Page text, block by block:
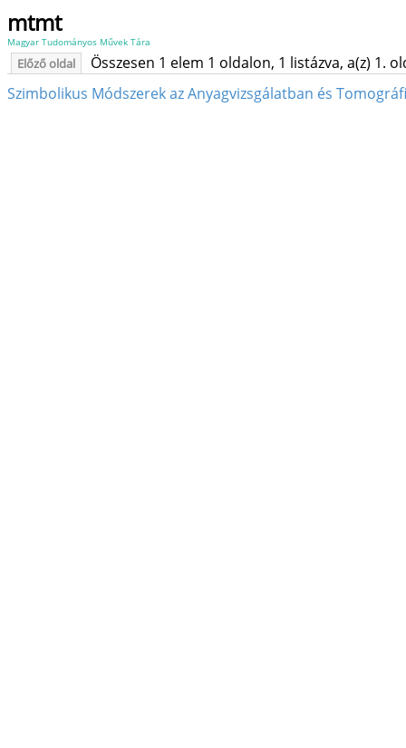
mtmt
Magyar Tudományos Művek Tára
Előző oldal
Összesen 1 elem 1 oldalon, 1 listázva, a(z) 1.
Szimbolikus Módszerek az Anyagvizsgálatban és